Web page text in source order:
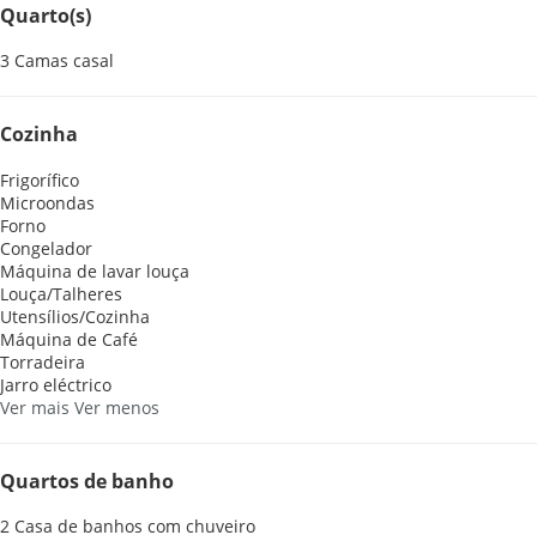
Quarto(s)
3 Camas casal
Cozinha
Frigorífico
Microondas
Forno
Congelador
Máquina de lavar louça
Louça/Talheres
Utensílios/Cozinha
Máquina de Café
Torradeira
Jarro eléctrico
Ver mais Ver menos
Quartos de banho
2 Casa de banhos com chuveiro